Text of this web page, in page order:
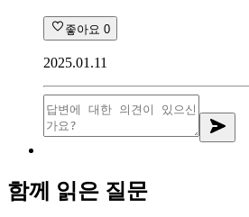
좋아요 0
2025.01.11
함께 읽은 질문